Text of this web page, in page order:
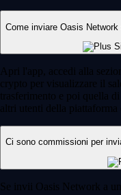
Come inviare Oasis
Apri l'app, accedi alla
crypto per visualizzare il
trasferimento e poi quella
altri utenti della piattaforma
Ci sono commissioni per
Se invii Oasis Network a